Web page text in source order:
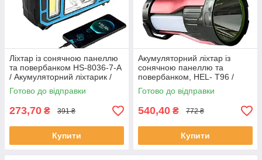
Ліхтар із сонячною панеллю
та повербанком HS-8036-7-A
/ Акумуляторний ліхтарик /
Кемпінговий ліхтар
Готово до відправки
273,70 ₴ 391 ₴
Купити
Акумуляторний ліхтар із
сонячною панеллю та
повербанком, HEL- T96 /
Переносний ліхтар для
кемпінгу
Готово до відправки
540,40 ₴ 772 ₴
Купити